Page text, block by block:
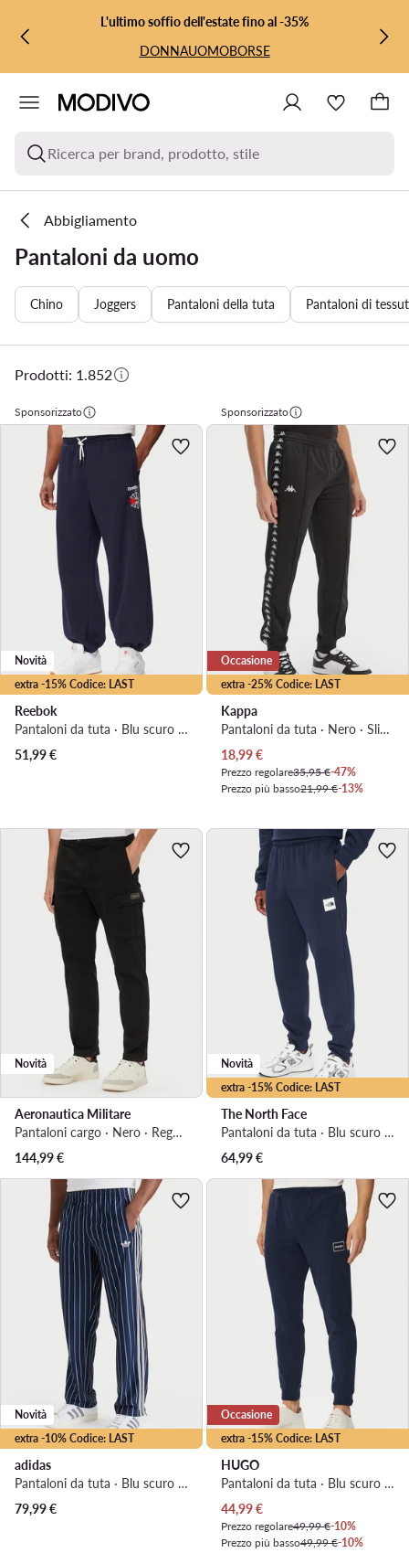
VAI AL CONTENUTO PRINCIPALE
VAI ALLA RICERCAL'ultimo soffio dell'estate fino al -35%
DONNAUOMOBORSE
Ricerca per brand, prodotto, stile
Abbigliamento
Pantaloni da uomo
Chino Joggers Pantaloni della tuta Pantaloni di
Prodotti: 1.852
Sponsorizzato
extra -15% Codice: LAST
Novità
Reebok
Pantaloni da tuta · Blu scuro · Regular Fit
51,99€
Sponsorizzato
extra -25% Codice: LAST
Occasione
Kappa
Pantaloni da tuta · Nero · Slim Fit
Prezzo attuale
18,99€
Prezzo regolare35,95 €-47%
Prezzo più basso21,99 €-13%
Novità
Aeronautica Militare
Pantaloni cargo · Nero · Regular Fit
144,99€
extra -15% Codice: LAST
Novità
The North Face
Pantaloni da tuta · Blu scuro · Regular Fit
64,99€
extra -10% Codice: LAST
Novità
adidas
Pantaloni da tuta · Blu scuro · Regular Fit
79,99€
extra -15% Codice: LAST
Occasione
HUGO
Pantaloni da tuta · Blu scuro · Regular Fit
Prezzo attuale
44,99€
Prezzo regolare49,99 €-10%
Prezzo più basso49,99 €-10%